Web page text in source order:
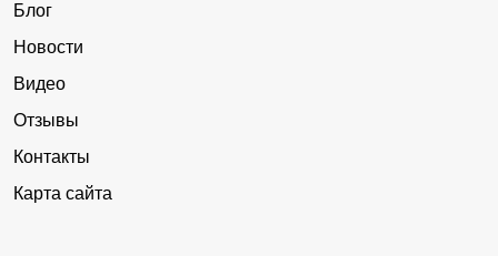
Блог
Новости
Видео
Отзывы
Контакты
Карта сайта